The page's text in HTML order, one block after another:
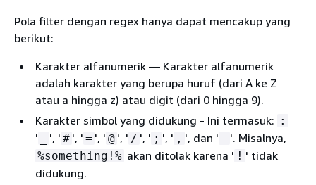
Pola filter dengan regex hanya dapat mencakup yang
berikut:
Karakter alfanumerik — Karakter alfanumerik
adalah karakter yang berupa huruf (dari A ke Z
atau a hingga z) atau digit (dari 0 hingga 9).
Karakter simbol yang didukung - Ini termasuk: :
' ', ' # ', ' = ', ' @ ', ' / ', ' ; ', ' , ', dan ' - '. Misalnya,
%something!% akan ditolak karena ' ! ' tidak
didukung.